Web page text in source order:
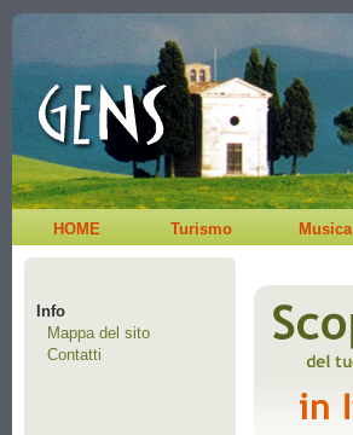
HOME Turismo Musica
Info
Mappa del sito
Contatti